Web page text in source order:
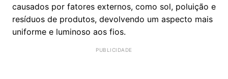
causados por fatores externos, como sol, poluição e
resíduos de produtos, devolvendo um aspecto mais
uniforme e luminoso aos fios.